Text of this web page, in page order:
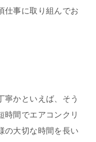
仕事に取り組んでお
寧かといえば、そう
時間でエアコンクリ
の大切な時間を長い